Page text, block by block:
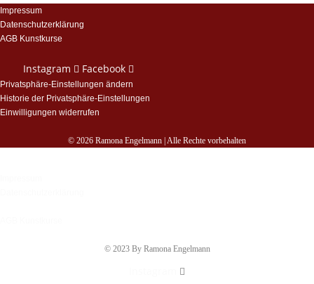
Impressum
Datenschutzerklärung
AGB Kunstkurse
Instagram Facebook
Privatsphäre-Einstellungen ändern
Historie der Privatsphäre-Einstellungen
Einwilligungen widerrufen
© 2026 Ramona Engelmann | Alle Rechte vorbehalten
© 2023 By Ramona Engelmann